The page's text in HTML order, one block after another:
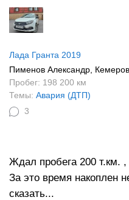
Лада Гранта 2019
Пименов Александр ,
Пробег: 198 200 км
Темы: Авария (ДТП)
3
Ждал пробега 200 т.км.
За это время накоплен
сказать...